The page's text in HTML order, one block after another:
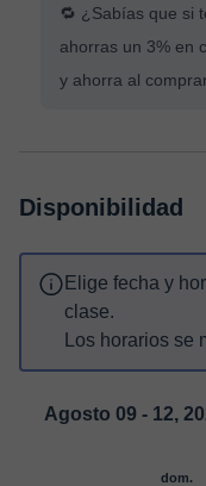
🔁 ¿Sabías que si
ahorras un 3% en
y ahorra al
Disponibilidad
Elige fecha y
clase.
Los horarios
Agosto 09 - 12,
dom.